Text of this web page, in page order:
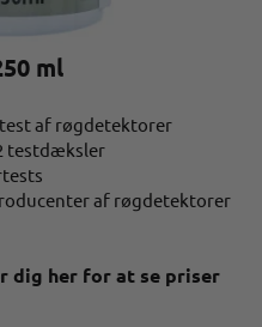
ml
af røgdetektorer
testdæksler
af røgdetektorer
dig her for at se priser